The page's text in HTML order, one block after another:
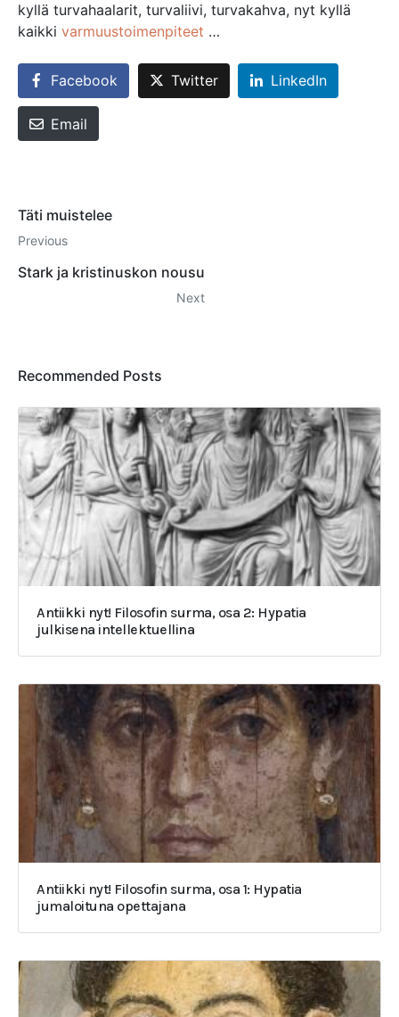
kyllä turvahaalarit, turvaliivi, turvakahva, nyt kyllä
kaikki varmuustoimenpiteet …
Facebook Twitter LinkedIn
Email
Täti muistelee
Previous
Stark ja kristinuskon nousu
Next
Recommended Posts
Antiikki nyt! Filosofin surma, osa 2: Hypatia
julkisena intellektuellina
Antiikki nyt! Filosofin surma, osa 1: Hypatia
jumaloituna opettajana